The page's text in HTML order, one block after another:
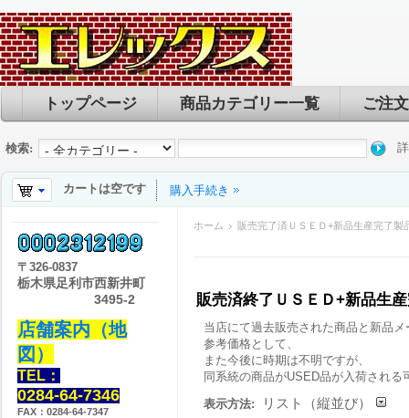
トップページ 商品カテゴリー一覧 ご注
検索:
カートは空です 購入手続き
ホーム 販売完了済ＵＳＥＤ+新品生産完了製
販売済終了ＵＳＥＤ+新品生
当店にて過去販売された商品と新品
参考価格として、
また今後に時期は不明ですが、
同系統の商品がUSED品が入荷される
表示方法:
リスト（縦並び）
〒 326-0837
栃木県足利市西新井町
3495-2
店舗案内（地
図）
TEL：
0284-64-7346
FAX：0284-64-7347